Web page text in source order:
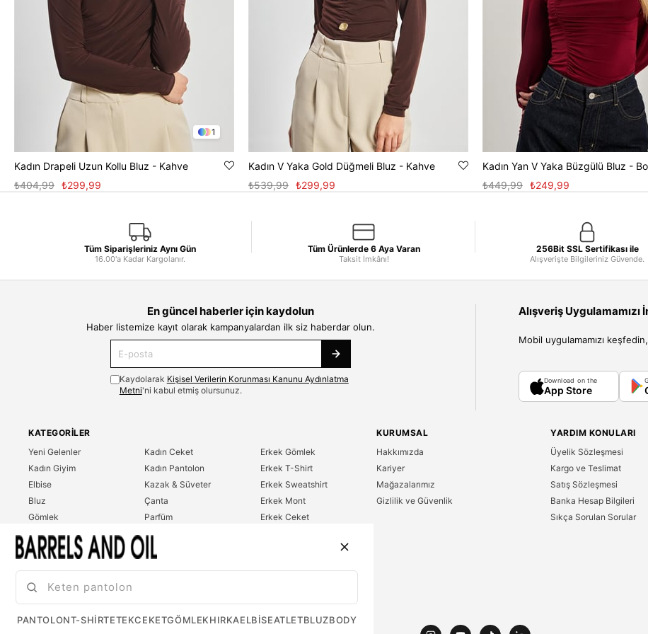
1
Kadın Drapeli Uzun Kollu Bluz - Kahve
₺299,99
₺404,99
Kadın V Yaka Gold Düğmeli Bluz - Kahve
₺299,99
₺539,99
Kadın Yan V Yaka Büzgülü Bluz -
₺249,99
₺449,99
Tüm Siparişleriniz Aynı Gün
16.00'a Kadar Kargolanır.
Tüm Ürünlerde 6 Aya Varan
Taksit İmkânı!
256Bit SSL Sertifikası ile
Alışverişte Bilgileriniz Güvende.
En güncel haberler için kaydolun
Haber listemize kayıt olarak kampanyalardan ilk siz haberdar olun.
Kaydolarak Kişisel Verilerin Korunması Kanunu Aydınlatma
Metni'ni kabul etmiş olursunuz.
Alışveriş Uygulamamızı
Mobil uygulamamızı
Download on the
App Store
KATEGORILER
Yeni Gelenler
Kadın Giyim
Elbise
Bluz
Gömlek
T-Shirt
Sweatshirt
Kadın Ceket
Kadın Pantolon
Kazak & Süveter
Çanta
Parfüm
Erkek Giyim
Erkek Gömlek
Erkek T-Shirt
Erkek Sweatshirt
Erkek Mont
Erkek Ceket
KURUMSAL
Hakkımızda
Kariyer
Mağazalarımız
Gizlilik ve Güvenlik
YARDIM KONULARI
Üyelik Sözleşmesi
Kargo ve Teslimat
Satış Sözleşmesi
Banka Hesap Bilgileri
Sıkça Sorulan Sorular
PANTOLONT-SHIRTETEKCEKETGÖMLEKHIRKAELBISEATLETBLUZBODY